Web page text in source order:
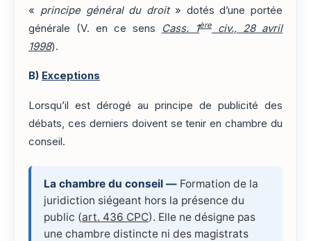
« principe général du droit» dotés d’une portée
générale (V. en ce sens
Cass. 1ère
civ., 28 avril
1998).
B) Exceptions
Lorsqu’il est dérogé au principe de publicité des
débats, ces derniers doivent se tenir en chambre du
conseil.
La chambre du conseil — Formation de la
juridiction siégeant hors la présence du
public (art. 436 CPC). Elle ne désigne pas
une chambre distincte ni des magistrats